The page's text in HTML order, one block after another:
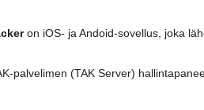
on iOS- ja Andoid-sovellus, joka
palvelimen (TAK Server)